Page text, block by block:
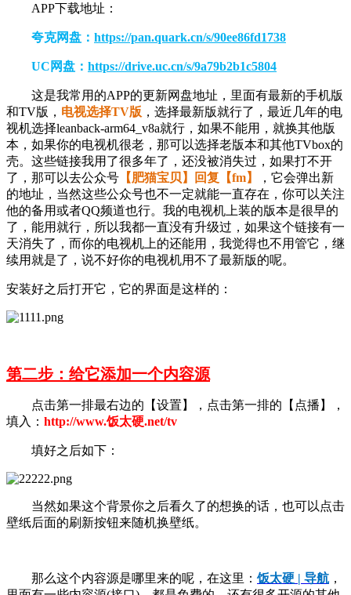
APP下载地址：
夸克网盘： https://pan.quark.cn/s/90ee86fd1738
UC网盘： https://drive.uc.cn/s/9a79b2b1c5804
这是我常用的APP的更新网盘地址，里面有最新的手机版
和TV版， 电视选择TV版 ，选择最新版就行了，最近几年的电
视机选择leanback-arm64_v8a就行，如果不能用，就换其他版
本，如果你的电视机很老，那可以选择老版本和其他TVbox的
壳。这些链接我用了很多年了，还没被消失过，如果打不开
了，那可以去公众号 【肥猫宝贝】回复【fm】
，它会弹出新
的地址，当然这些公众号也不一定就能一直存在，你可以关注
他的备用或者QQ频道也行。我的电视机上装的版本是很早的
了，能用就行，所以我都一直没有升级过，如果这个链接有一
天消失了，而你的电视机上的还能用，我觉得也不用管它，继
续用就是了，说不好你的电视机用不了最新版的呢。
安装好之后打开它，它的界面是这样的：
第二步：给它添加一个内容源
点击第一排最右边的【设置】，点击第一排的【点播】，
填入： http://www.饭太硬.net/tv
填好之后如下：
当然如果这个背景你之后看久了的想换的话，也可以点击
壁纸后面的刷新按钮来随机换壁纸。
那么这个内容源是哪里来的呢，在这里：饭太硬 | 导航 ，